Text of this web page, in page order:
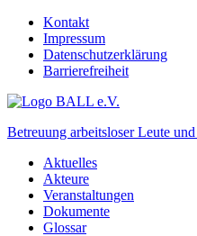
Kontakt
Impressum
Datenschutzerklärung
Barrierefreiheit
Betreuung arbeitsloser Leute
Aktuelles
Akteure
Veranstaltungen
Dokumente
Glossar